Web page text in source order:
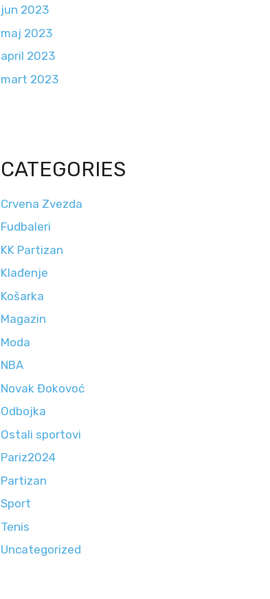
jun 2023
maj 2023
april 2023
mart 2023
CATEGORIES
Crvena Zvezda
Fudbaleri
KK Partizan
Klađenje
Košarka
Magazin
Moda
NBA
Novak Đokovoć
Odbojka
Ostali sportovi
Pariz2024
Partizan
Sport
Tenis
Uncategorized